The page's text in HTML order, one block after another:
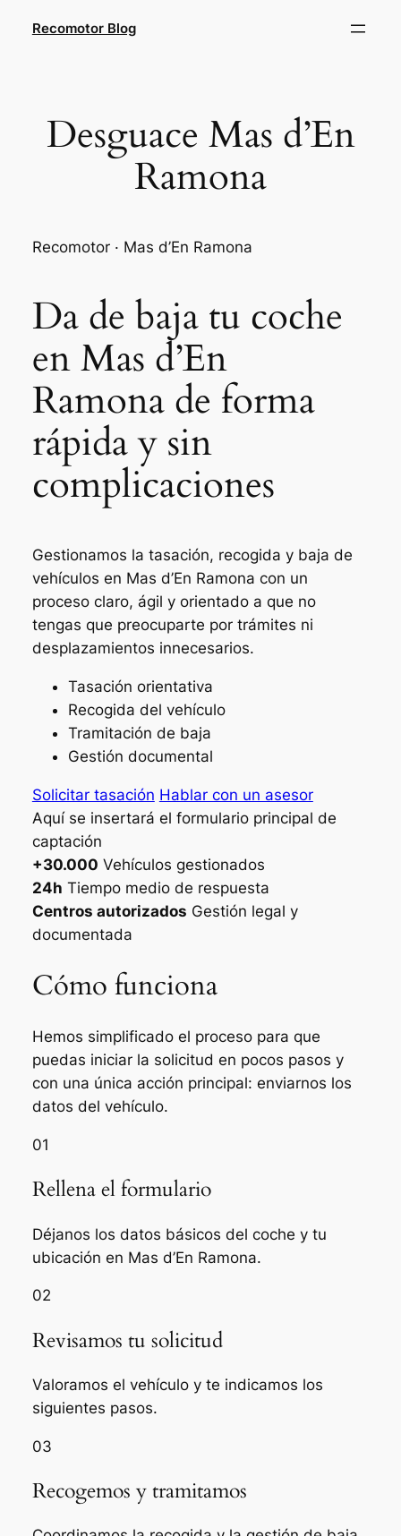
Recomotor Blog
Desguace Mas d’En
Ramona
Recomotor · Mas d’En Ramona
Da de baja tu coche
en Mas d’En
Ramona de forma
rápida y sin
complicaciones
Gestionamos la tasación, recogida y baja de
vehículos en Mas d’En Ramona con un
proceso claro, ágil y orientado a que no
tengas que preocuparte por trámites ni
desplazamientos innecesarios.
Tasación orientativa
Recogida del vehículo
Tramitación de baja
Gestión documental
Solicitar tasación Hablar con un asesor
Aquí se insertará el formulario principal de
captación
+30.000 Vehículos gestionados
24h Tiempo medio de respuesta
Centros autorizados Gestión legal y
documentada
Cómo funciona
Hemos simplificado el proceso para que
puedas iniciar la solicitud en pocos pasos y
con una única acción principal: enviarnos los
datos del vehículo.
01
Rellena el formulario
Déjanos los datos básicos del coche y tu
ubicación en Mas d’En Ramona.
02
Revisamos tu solicitud
Valoramos el vehículo y te indicamos los
siguientes pasos.
03
Recogemos y tramitamos